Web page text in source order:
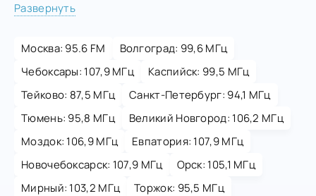
образом, Звезда активно участвует в
пространства Мариуполя, объединяя
содержательного разговора.
Развернуть
Москва: 95.6 FM
Волгоград: 99,6 МГц
Чебоксары: 107,9 МГц
Каспийск: 99,5 МГц
Тейково: 87,5 МГц
Санкт-Петербург: 94,1 МГц
Тюмень: 95,8 МГц
Великий Новгород: 106,2 МГц
Моздок: 106,9 МГц
Евпатория: 107,9 МГц
Новочебоксарск: 107,9 МГц
Орск: 105,1 МГц
Мирный: 103,2 МГц
Торжок: 95,5 МГц